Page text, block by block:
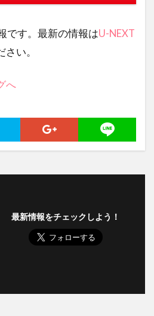
です。最新の情報はU-NEXT
い。
へ
最新情報をチェックしよう！